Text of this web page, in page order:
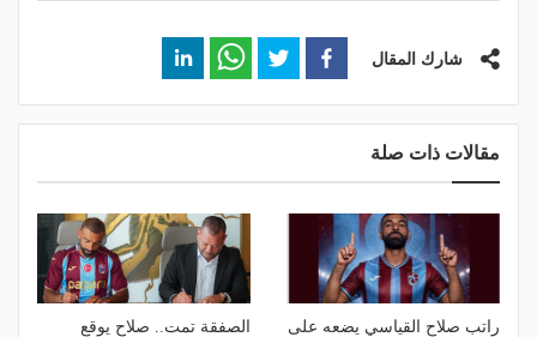
شارك المقال
مقالات ذات صلة
راتب صلاح القياسي يضعه على
الصفقة تمت.. صلاح يوقع